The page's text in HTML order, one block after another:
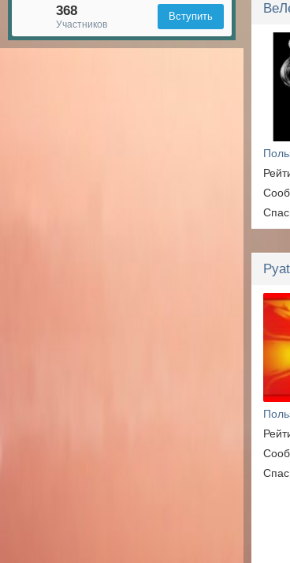
368
Участников
Вступить